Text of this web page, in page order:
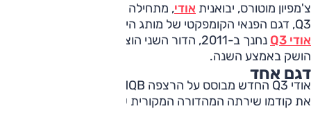
צ'מפיון מוטורס, יבואנית אודי, מתחילה בשיווק הדור השלישי של
Q3, דגם הפנאי הקומפקטי של מותג היוקרה הגרמני.
אודי Q3
הושק באמצע השנה.
דגם אחד
את קודמו שירתה המהדורה המקורית שלה.